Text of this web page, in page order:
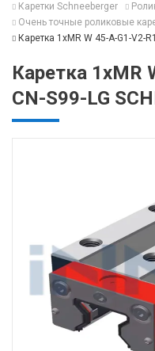
Каретки Schneeberger
Очень точные роликовые
Каретка 1хMR W 45-A-G1-V2-
Каретка 1хMR
CN-S99-LG